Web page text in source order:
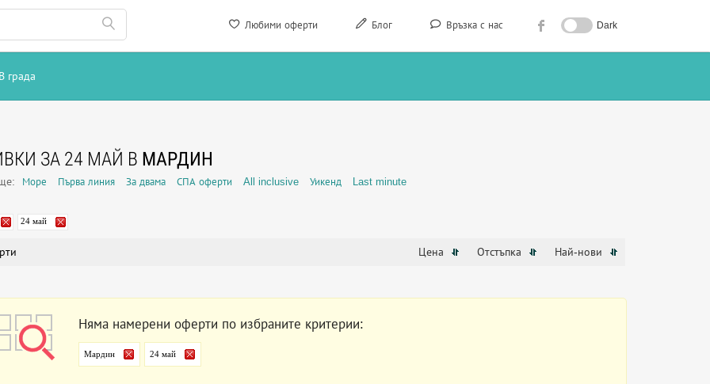
Любими оферти Блог Връзка с нас Dark
В града
ЗА 24 МАЙ В МАРДИН
Море Първа линия За двама СПА оферти All inclusive Уикенд Last minute
24 май
Цена Отстъпка Най-нови
Няма намерени оферти по избраните критерии:
Мардин 24 май